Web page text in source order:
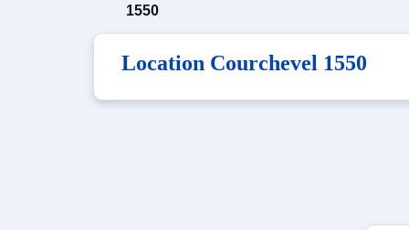
1550
Location Courchevel 1550